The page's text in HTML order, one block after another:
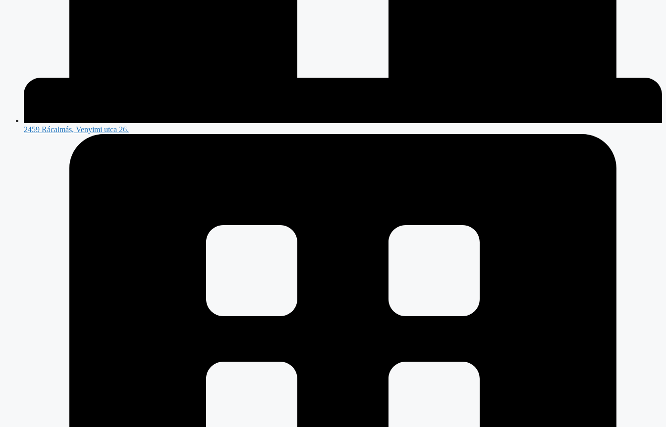
2459 Rácalmás, Venyimi utca 26.